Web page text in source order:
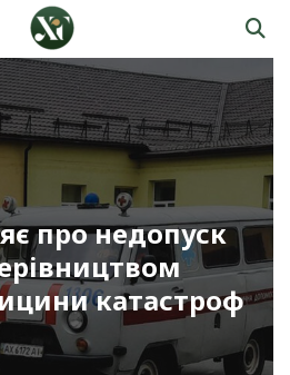
про недопуск
катастроф